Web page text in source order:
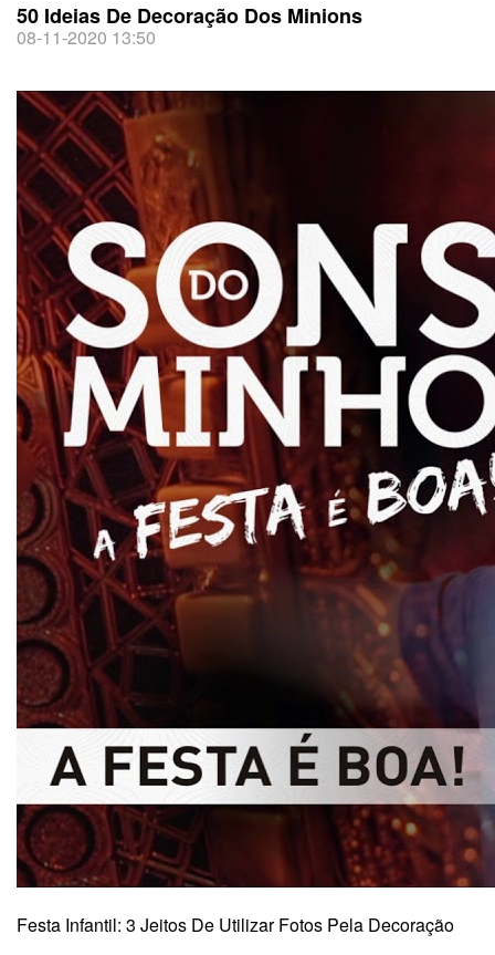
50 Ideias De Decoração Dos Minions
08-11-2020 13:50
Festa Infantil: 3 Jeitos De Utilizar Fotos Pela Decoração